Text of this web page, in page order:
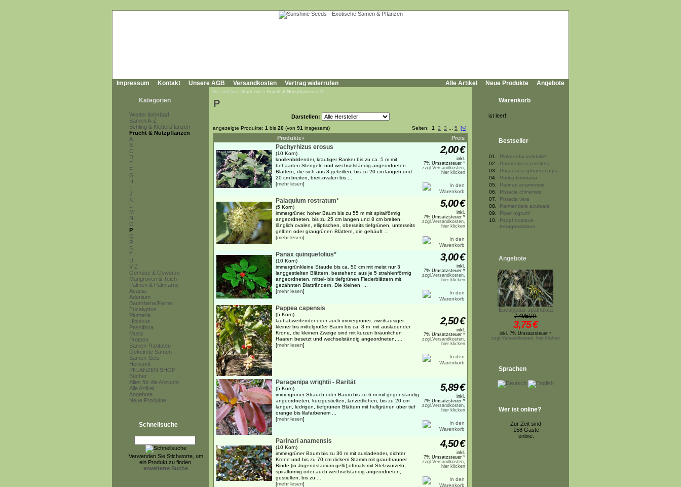
Impressum Kontakt Unsere AGB Versandkosten Vertrag widerrufen Alle Artikel Neue Produkte Angebote
Kategorien
Wieder lieferbar!
Samen A-Z
Schling & Kletterpflanzen
Frucht & Nutzpflanzen
A
B
C
D
E
F
G
H
I
J
K
L
M
N
O
P
Q
R
S
T
U
V-Z
Gemüse & Gewürze
Mangroven & Teich
Palmen & Palmfarne
Acacia
Adenium
Baumfarne/Farne
Eucalyptus
Plumeria
Hibiskus
Passiflora
Musa
Proteen
Samen-Raritäten
Gekeimte Samen
Samen-Sets
Herkunft
PFLANZEN SHOP
Bücher
Alles für die Anzucht
Alle Artikel
Angebote
Neue Produkte
Schnellsuche
Verwenden Sie Stichworte, um
ein Produkt zu finden.
erweiterte Suche
Sie sind hier: Startseite » Frucht & Nutzpflanzen » P
P
Darstellen:
angezeigte Produkte: 1 bis 20 (von 91 insgesamt) Seiten: 1 2 3 5 [»]
Produkte+ Preis
Pachyrhizus erosus
(10 Korn)
knollenbildender, krautiger Ranker bis zu ca. 5 m mit
behaarten Stengeln und wechselständig angeordneten
Blättern, die sich aus 3-geteilten, bis zu 20 cm langen und
20 cm breiten, breit-ovalen bis ...
[mehr lesen]
2,00€
inkl.
7% Umsatzsteuer *
zzgl.Versandkosten,
hier klicken
Palaquium rostratum*
(5 Korn)
immergrüner, hoher Baum bis zu 55 m mit spiralförmig
angeordneten, bis zu 25 cm langen und 8 cm breiten,
länglich ovalen, elliptischen, oberseits tiefgrünen, unterseits
gelben oder graugrünen Blättern, die gehäuft ...
[mehr lesen]
5,00€
inkl.
7% Umsatzsteuer *
zzgl.Versandkosten,
hier klicken
Panax quinquefolius*
(10 Korn)
immergrünkleine Staude bis ca. 50 cm mit meist nur 3
langgestielten Blättern, bestehend aus je 5 strahlenförmig
angeordneten, mittel- bis tiefgrünen Fiederblättern mit
gezähnten Blatträndern. Die kleinen, ...
[mehr lesen]
3,00€
inkl.
7% Umsatzsteuer *
zzgl.Versandkosten,
hier klicken
Pappea capensis
(5 Korn)
laubabwerfender oder auch immergrüner, zweihäusiger,
kleiner bis mittelgroßer Baum bis ca. 8 m mit ausladender
Krone, die kleinen Zweige sind mit kurzen bräunlichen
Haaren besetzt und wechselständig angeordneten, ...
[mehr lesen]
2,50€
inkl.
7% Umsatzsteuer *
zzgl.Versandkosten,
hier klicken
Paragenipa wrightii - Rarität
(5 Korn)
immergrüner Strauch oder Baum bis zu 6 m mit gegenständig
angeordneten, kurzgestielten, lanzettlichen, bis zu 20 cm
langen, ledrigen, tiefgrünen Blättern mit hellgrünen über tief
orange bis lilafarbenem ...
[mehr lesen]
5,89€
inkl.
7% Umsatzsteuer *
zzgl.Versandkosten,
hier klicken
Parinari anamensis
(10 Korn)
immergrüner Baum bis zu 30 m mit ausladender, dichter
Krone und bis zu 70 cm dickem Stamm mit grau-brauner
Rinde (in Jugendstadium gelb),oftmals mit Stelzwurzeln,
spiralförmig oder auch wechselständig angeordneten,
gestielten, bis zu ...
[mehr lesen]
4,50€
inkl.
7% Umsatzsteuer *
zzgl.Versandkosten,
hier klicken
Warenkorb
ist leer!
Bestseller
01.
Plukenetia volubilis*
02.
Parmentiera cereifera
03.
Posadaea sphaerocarpa
04.
Parkia timoriana
05.
Parinari anamensis
06.
Pistacia chinensis
07.
Pistacia vera
08.
Parmentiera aculeata
09.
Piper nigrum*
10.
Psophocarpus
tetragonolobus
Angebote
Eucalyptus spathulata
7,49EUR
3,75€
inkl. 7% Umsatzsteuer *
zzgl.Versandkosten, hier klicken
Sprachen
Wer ist online?
Zur Zeit sind
158 Gäste
online.